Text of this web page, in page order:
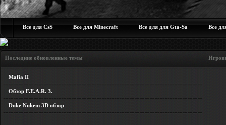
Все для CsS Все для Minecraft Все для для Gta-Sa Все
Последние обновленные темы Игровые
Mafia II
Обзор F.E.A.R. 3.
Duke Nukem 3D обзор